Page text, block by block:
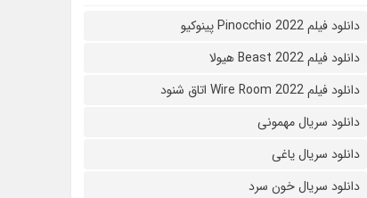
دانلود فیلم Pinocchio 2022 پینوکیو
دانلود فیلم Beast 2022 هیولا
دانلود فیلم Wire Room 2022 اتاق شنود
دانلود سریال مهمونی
دانلود سریال یاغی
دانلود سریال خون سرد